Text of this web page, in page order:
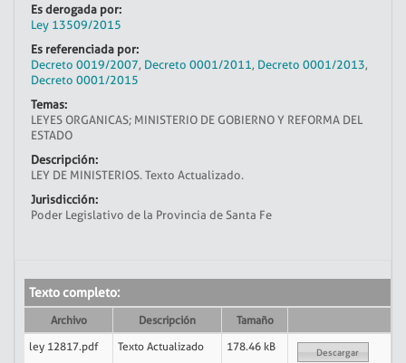
Es derogada por:
Ley 13509/2015
Es referenciada por:
Decreto 0019/2007, Decreto 0001/2011, Decreto 0001/2013,
Decreto 0001/2015
Temas:
LEYES ORGANICAS; MINISTERIO DE GOBIERNO Y REFORMA DEL
ESTADO
Descripción:
LEY DE MINISTERIOS. Texto Actualizado.
Jurisdicción:
Poder Legislativo de la Provincia de Santa Fe
Texto completo:
Archivo Descripción
Tamaño
ley 12817.pdf
Texto Actualizado 178.46 kB Descargar